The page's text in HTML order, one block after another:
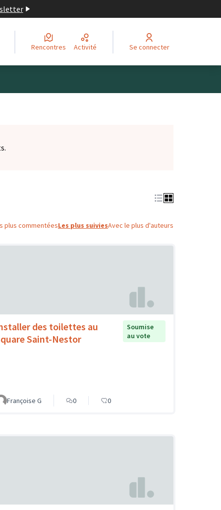
Rencontres Activité Se connecter
plus commentéesLes plus suiviesAvec le plus d'auteurs
des toilettes au
Saint-Nestor
Soumise
au vote
Françoise G 0 0